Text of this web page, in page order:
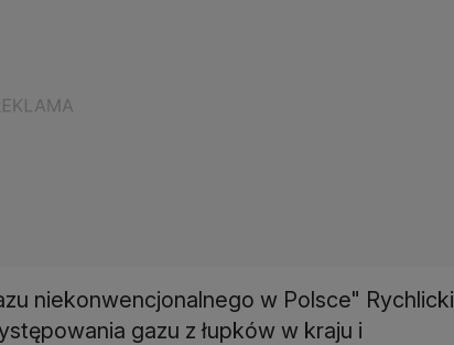
niekonwencjonalnego w Polsce" Rychlicki
gazu z łupków w kraju i